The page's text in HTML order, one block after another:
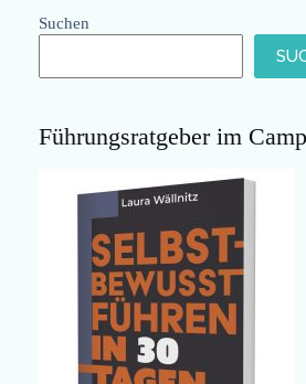
Suchen
Führungsratgeber im